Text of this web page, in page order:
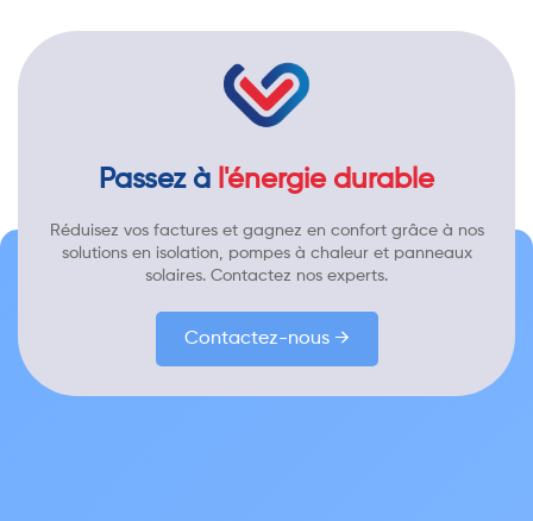
Passez à l'énergie durable
Réduisez vos factures et gagnez en confort grâce à nos
solutions en isolation, pompes à chaleur et panneaux
solaires. Contactez nos experts.
Contactez-nous →